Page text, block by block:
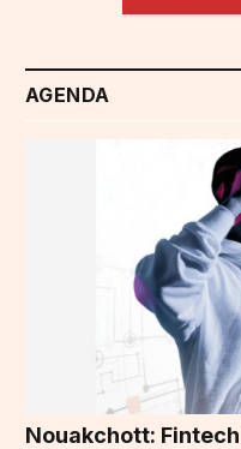
AGENDA
Nouakchott: